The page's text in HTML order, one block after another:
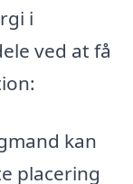
i
ved at få
kan
placering